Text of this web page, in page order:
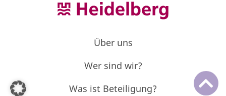
Über uns
Wer sind wir?
Was ist Beteiligung?